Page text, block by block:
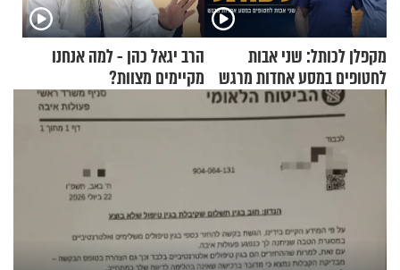
מקפלן לכותל: שני אבות
לחטופים במסע אחדות מרגש
הרב יגאל כהן - למה אנחנו
מקיימים מצוות?